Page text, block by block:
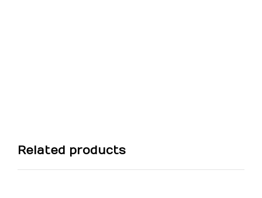
Related products